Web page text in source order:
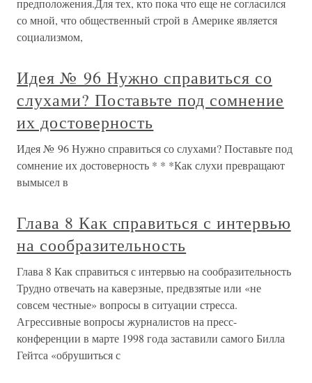
предположения.Для тех, кто пока что еще не согласился
со мной, что общественный строй в Америке является
социализмом,
Идея № 96 Нужно справиться со
слухами? Поставьте под сомнение
их достоверность
Идея № 96 Нужно справиться со слухами? Поставьте под
сомнение их достоверность * * *Как слухи превращают
вымысел в
Глава 8 Как справиться с интервью
на сообразительность
Глава 8 Как справиться с интервью на сообразительность
Трудно отвечать на каверзные, предвзятые или «не
совсем честные» вопросы в ситуации стресса.
Агрессивные вопросы журналистов на пресс-
конференции в марте 1998 года заставили самого Билла
Гейтса «обрушиться с